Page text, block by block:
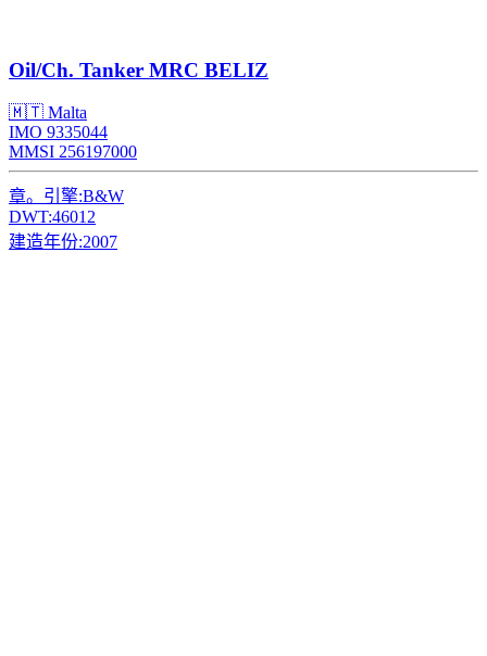
Oil/Ch. Tanker MRC BELIZ
🇲🇹 Malta
IMO 9335044
MMSI 256197000
章。引擎:B&W
DWT:46012
建造年份:2007